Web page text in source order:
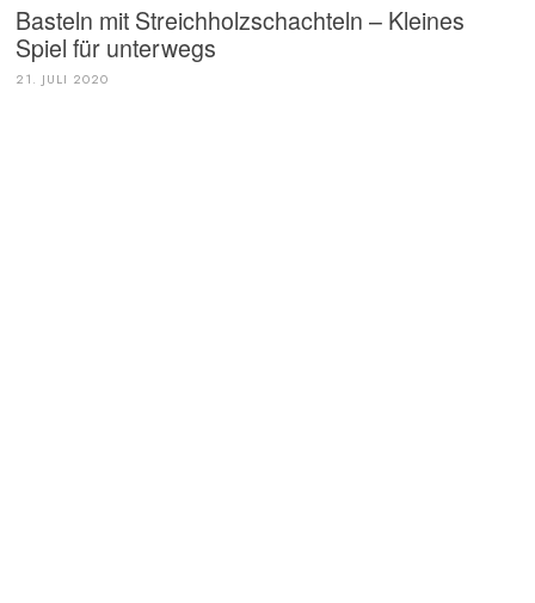
Basteln mit Streichholzschachteln – Kleines
Spiel für unterwegs
21. JULI 2020